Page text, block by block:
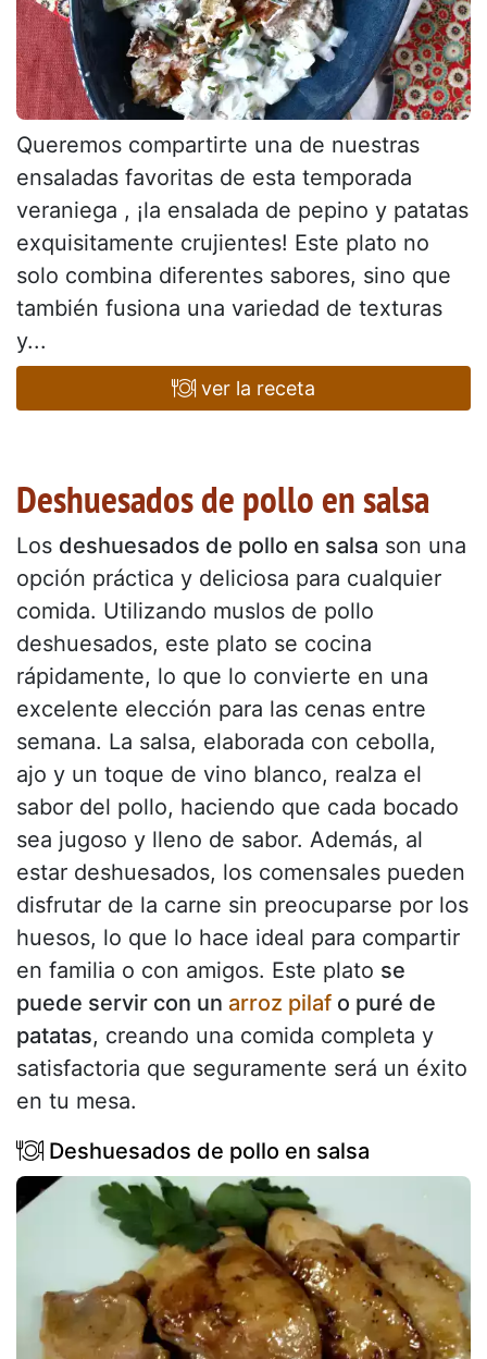
Queremos compartirte una de nuestras
ensaladas favoritas de esta temporada
veraniega , ¡la ensalada de pepino y patatas
exquisitamente crujientes! Este plato no
solo combina diferentes sabores, sino que
también fusiona una variedad de texturas
y...
ver la receta
Deshuesados de pollo en salsa
Los deshuesados de pollo en salsa son una
opción práctica y deliciosa para cualquier
comida. Utilizando muslos de pollo
deshuesados, este plato se cocina
rápidamente, lo que lo convierte en una
excelente elección para las cenas entre
semana. La salsa, elaborada con cebolla,
ajo y un toque de vino blanco, realza el
sabor del pollo, haciendo que cada bocado
sea jugoso y lleno de sabor. Además, al
estar deshuesados, los comensales pueden
disfrutar de la carne sin preocuparse por los
huesos, lo que lo hace ideal para compartir
en familia o con amigos. Este plato se
puede servir con un arroz pilaf o puré de
patatas, creando una comida completa y
satisfactoria que seguramente será un éxito
en tu mesa.
Deshuesados de pollo en salsa